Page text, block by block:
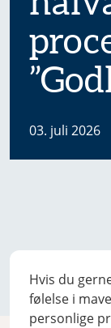
03. juli 2026
Hvis du
følelse i
personlige